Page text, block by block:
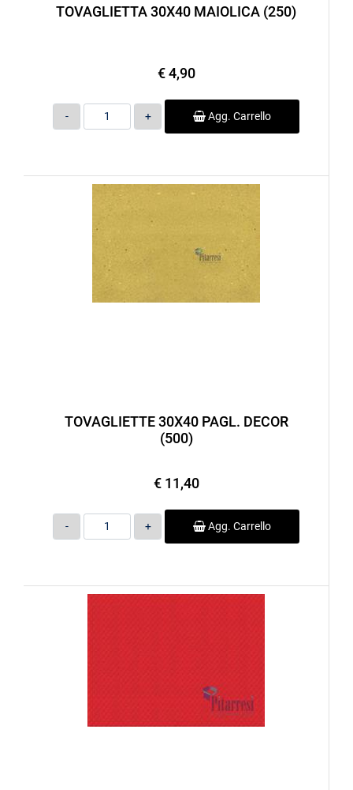
TOVAGLIETTA 30X40 MAIOLICA (250)
€ 4,90
Quantità
Agg. Carrello
TOVAGLIETTE 30X40 PAGL. DECOR
(500)
€ 11,40
Quantità
Agg. Carrello